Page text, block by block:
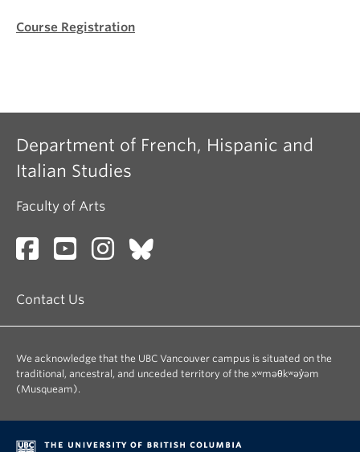
Course Registration
Department of French, Hispanic and
Italian Studies
Faculty of Arts
Contact Us
We acknowledge that the UBC Vancouver campus is situated on the
traditional, ancestral, and unceded territory of the xʷməθkʷəy̓əm
(Musqueam).